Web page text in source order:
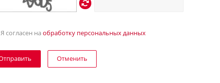
Я согласен наобработку персональных данных
Отменить